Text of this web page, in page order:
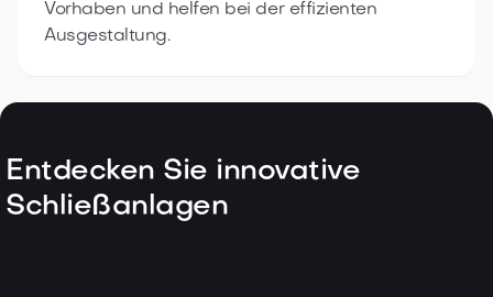
Vorhaben und helfen bei der effizienten
Ausgestaltung.
Entdecken Sie innovative
Schließanlagen